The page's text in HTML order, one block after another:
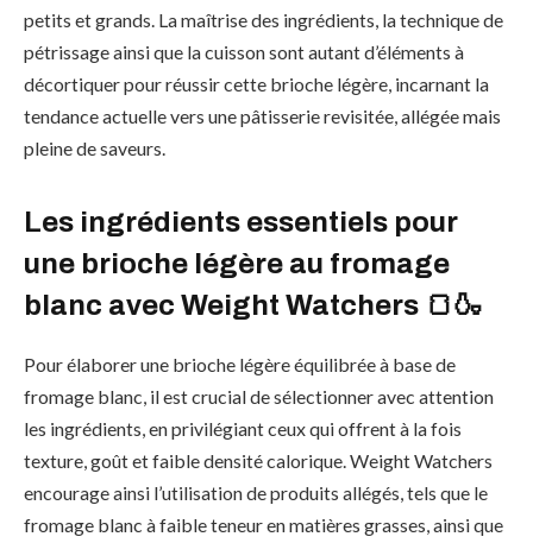
petits et grands. La maîtrise des ingrédients, la technique de
pétrissage ainsi que la cuisson sont autant d’éléments à
décortiquer pour réussir cette brioche légère, incarnant la
tendance actuelle vers une pâtisserie revisitée, allégée mais
pleine de saveurs.
Les ingrédients essentiels pour
une brioche légère au fromage
blanc avec Weight Watchers 🍞🍶
Pour élaborer une brioche légère équilibrée à base de
fromage blanc, il est crucial de sélectionner avec attention
les ingrédients, en privilégiant ceux qui offrent à la fois
texture, goût et faible densité calorique. Weight Watchers
encourage ainsi l’utilisation de produits allégés, tels que le
fromage blanc à faible teneur en matières grasses, ainsi que